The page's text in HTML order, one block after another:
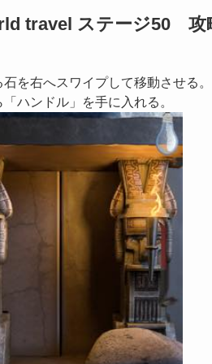
travel ステージ50 攻
を右へスワイプして移動させる。
ハンドル」を手に入れる。